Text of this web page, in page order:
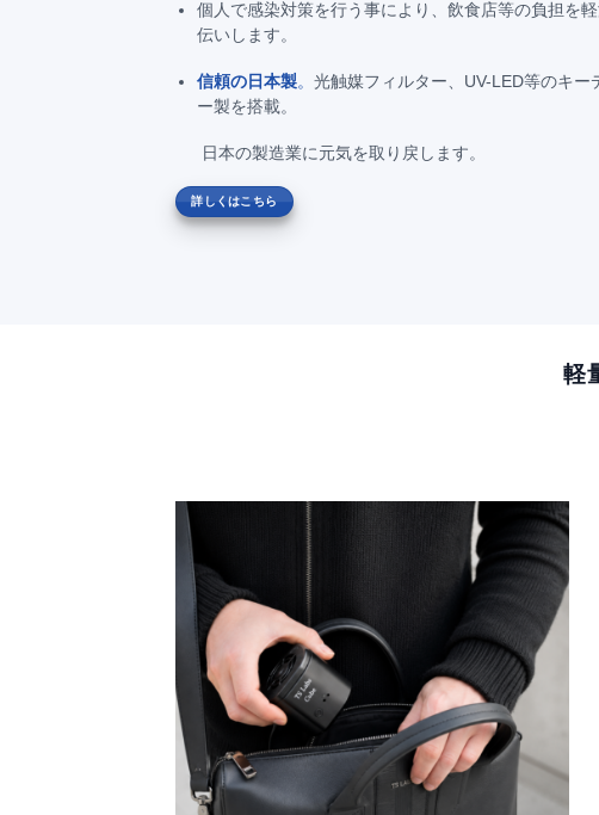
個人で感染対策を行う事により、飲食店等の負担を
伝いします。
信頼の日本製。 光触媒フィルター、UV-LED等のキー
ー製を搭載。
日本の製造業に元気を取り戻します。
詳しくはこちら
軽